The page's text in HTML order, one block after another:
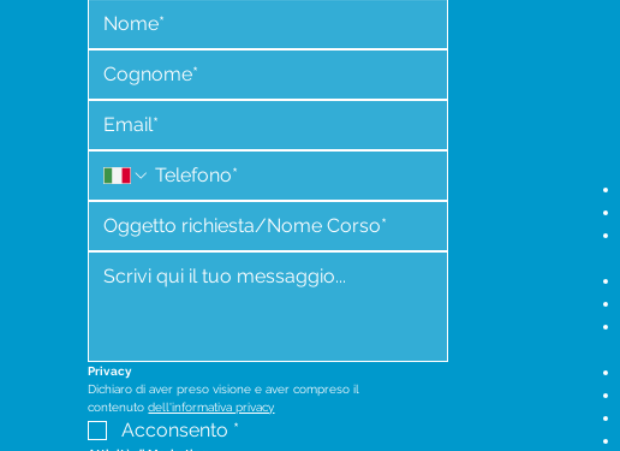
Privacy
Dichiaro di aver preso visione e aver compreso il
contenuto dell'informativa privacy
Acconsento *